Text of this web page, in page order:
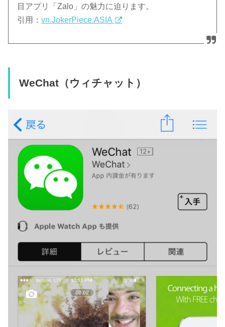
目アプリ「Zalo」の魅力に迫ります。
引用：vn.JokerPiece.ASIA
WeChat（ウィチャット）